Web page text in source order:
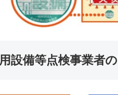
設備等点検事業者